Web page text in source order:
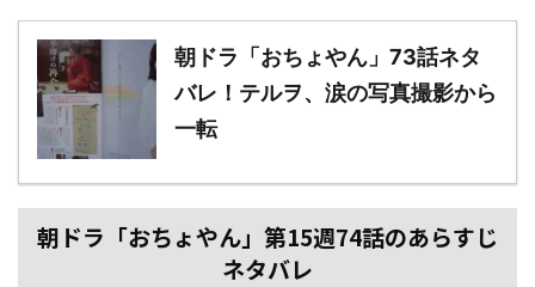
朝ドラ「おちょやん」73話ネタ
バレ！テルヲ、涙の写真撮影から
一転
朝ドラ「おちょやん」第15週74話のあらすじ
ネタバレ